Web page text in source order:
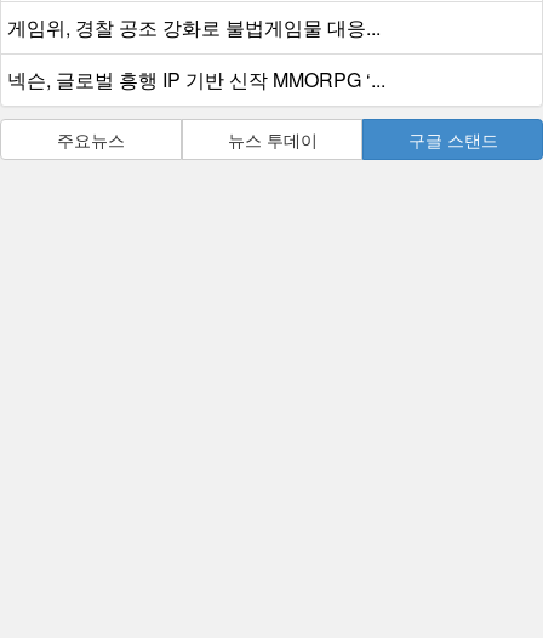
게임위, 경찰 공조 강화로 불법게임물 대응...
넥슨, 글로벌 흥행 IP 기반 신작 MMORPG ‘...
주요뉴스 뉴스 투데이 구글 스탠드